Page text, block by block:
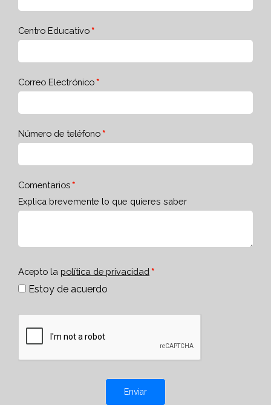
Centro Educativo
Correo Electrónico
Número de teléfono
Comentarios
Explica brevemente lo que quieres saber
Acepto la política de privacidad
Estoy de acuerdo
Enviar